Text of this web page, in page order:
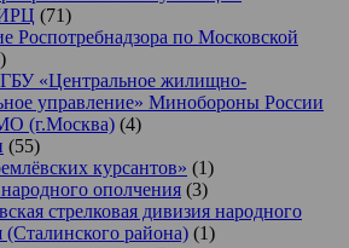
(71)
Роспотребнадзора по Московской
«Центральное жилищно-
управление» Минобороны России
(г.Москва) (4)
(55)
курсантов» (1)
ополчения (3)
стрелковая дивизия народного
(Сталинского района) (1)